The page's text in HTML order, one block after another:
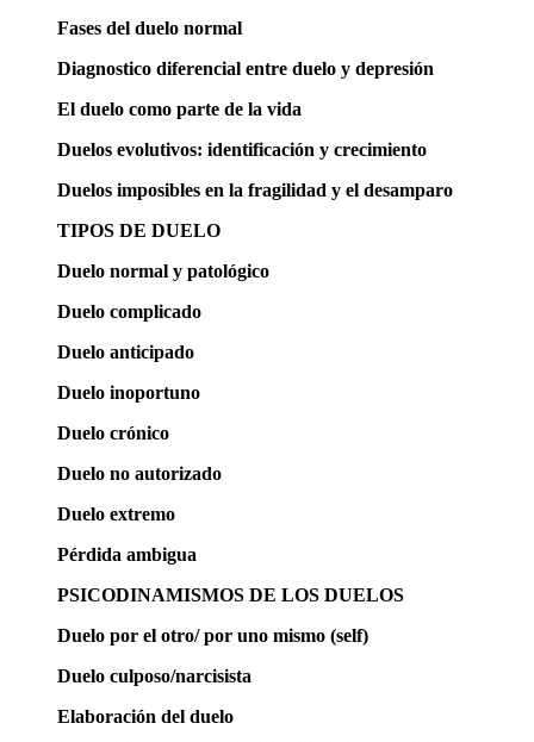
Fases del duelo normal
Diagnostico diferencial entre duelo y depresión
El duelo como parte de la vida
Duelos evolutivos: identificación y crecimiento
Duelos imposibles en la fragilidad y el desamparo
TIPOS DE DUELO
Duelo normal y patológico
Duelo complicado
Duelo anticipado
Duelo inoportuno
Duelo crónico
Duelo no autorizado
Duelo extremo
Pérdida ambigua
PSICODINAMISMOS DE LOS DUELOS
Duelo por el otro/ por uno mismo (self)
Duelo culposo/narcisista
Elaboración del duelo